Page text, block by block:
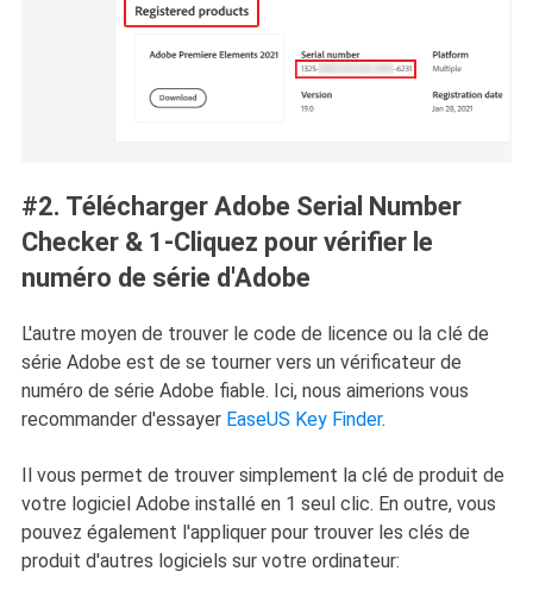
#2. Télécharger Adobe Serial Number
Checker & 1-Cliquez pour vérifier le
numéro de série d'Adobe
L'autre moyen de trouver le code de licence ou la clé de
série Adobe est de se tourner vers un vérificateur de
numéro de série Adobe fiable. Ici, nous aimerions vous
recommander d'essayer EaseUS Key Finder.
Il vous permet de trouver simplement la clé de produit de
votre logiciel Adobe installé en 1 seul clic. En outre, vous
pouvez également l'appliquer pour trouver les clés de
produit d'autres logiciels sur votre ordinateur: